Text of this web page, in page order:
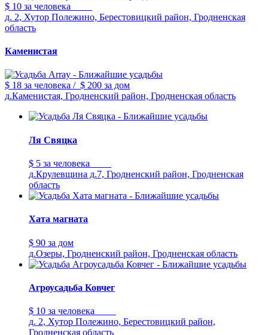
$ 10 за человека
д. 2, Хутор Полежино, Берестовицкий район, Гродненская
область
Каменистая
$ 18 за человека / $ 200 за дом
д.Каменистая, Гродненский район, Гродненская область
Ля Свяцка
$ 5 за человека
д.Крулевщина д.7, Гродненский район, Гродненская
область
Хата магната
$ 90 за дом
д.Озеры, Гродненский район, Гродненская область
Агроусадьба Ковчег
$ 10 за человека
д. 2, Хутор Полежино, Берестовицкий район,
Гродненская область